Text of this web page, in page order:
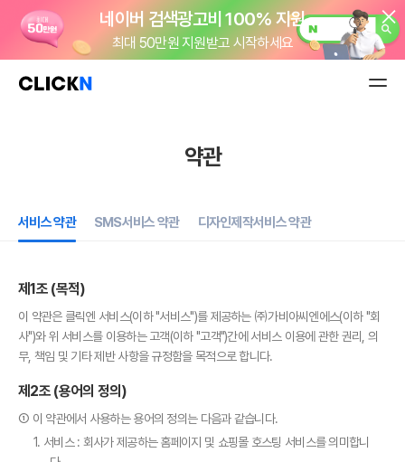
네이버 검색광고비 100% 지원
최대 50만원 지원받고 시작하세요
클릭엔 이용료 정기결제로 편하게!
월 5천원으로 시작하는 나만의 앱!
모두의거래
굿스플로 배송관리 솔루션
주문부터 배송까지
1.0% 수수료 쇼핑몰 바로 오픈
약관
서비스 약관 SMS서비스 약관 디자인제작서비스 약관
제1조 (목적)
이 약관은 클릭엔 서비스(이하 "서비스")를 제공하는 ㈜가비아씨엔에스(이하 "회
사")와 위 서비스를 이용하는 고객(이하 "고객")간에 서비스 이용에 관한 권리, 의
무, 책임 및 기타 제반 사항을 규정함을 목적으로 합니다.
제2조 (용어의 정의)
① 이 약관에서 사용하는 용어의 정의는 다음과 같습니다.
1. 서비스 : 회사가 제공하는 홈페이지 및 쇼핑몰 호스팅 서비스를 의미합니